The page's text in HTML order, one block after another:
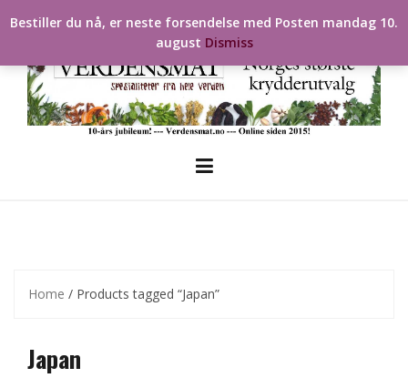
to
Home / Products tagged “Japan”
Japan
Bestiller du nå, er neste forsendelse med Posten mandag 10.
august Dismiss